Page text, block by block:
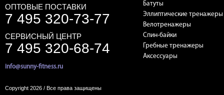
ОПТОВЫЕ ПОСТАВКИ
7 495 320-73-77
СЕРВИСНЫЙ ЦЕНТР
7 495 320-68-74
info@sunny-fitness.ru
Батуты
Эллиптические тренажеры
Велотренажеры
Спин-байки
Гребные тренажеры
Аксессуары
Copyright 2026 / Все права защищены